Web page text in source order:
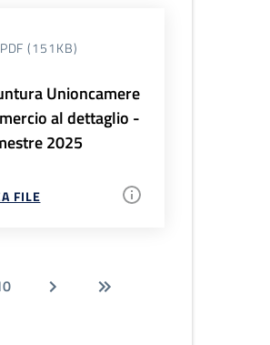
PDF (151KB)
Unioncamere
al dettaglio -
2025
FILE